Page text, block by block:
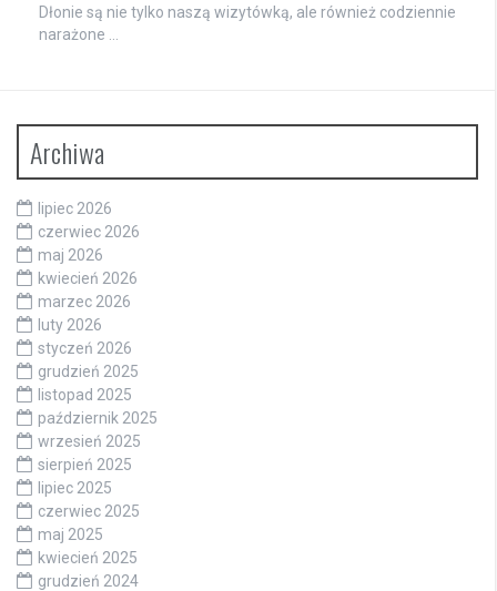
Dłonie są nie tylko naszą wizytówką, ale również codziennie
narażone …
Archiwa
lipiec 2026
czerwiec 2026
maj 2026
kwiecień 2026
marzec 2026
luty 2026
styczeń 2026
grudzień 2025
listopad 2025
październik 2025
wrzesień 2025
sierpień 2025
lipiec 2025
czerwiec 2025
maj 2025
kwiecień 2025
grudzień 2024